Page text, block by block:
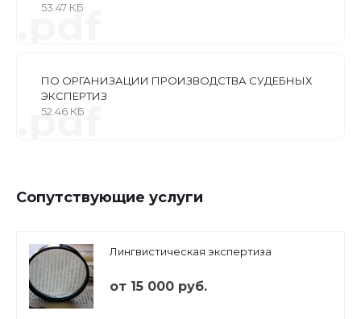
53.47 КБ
.pdf
ПО ОРГАНИЗАЦИИ ПРОИЗВОДСТВА СУДЕБНЫХ
ЭКСПЕРТИЗ
52.46 КБ
.pdf
Сопутствующие услуги
Лингвистическая экспертиза
от 15 000 руб.